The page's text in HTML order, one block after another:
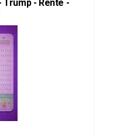
- Rente -